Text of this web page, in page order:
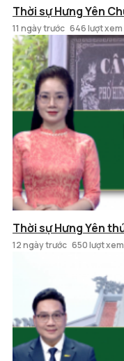
Thời sự Hưng Yên
11 ngày trước 646 lượt xem
Thời sự Hưng Yên
12 ngày trước 650 lượt xem